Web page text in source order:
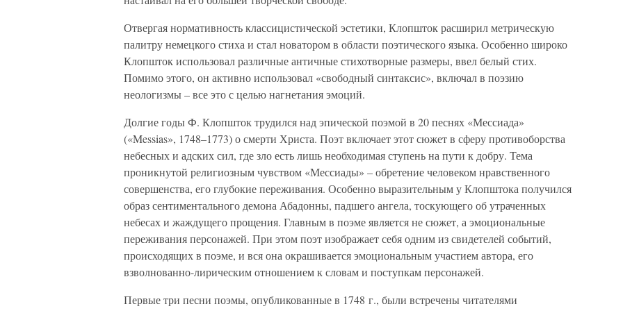
Отвергая нормативность классицистической эстетики, Клопшток расширил метрическую
палитру немецкого стиха и стал новатором в области поэтического языка. Особенно широко
Клопшток использовал различные античные стихотворные размеры, ввел белый стих.
Помимо этого, он активно использовал «свободный синтаксис», включал в поэзию
неологизмы – все это с целью нагнетания эмоций.
Долгие годы Ф. Клопшток трудился над эпической поэмой в 20 песнях «Мессиада»
(«Messias», 1748–1773) о смерти Христа. Поэт включает этот сюжет в сферу противоборства
небесных и адских сил, где зло есть лишь необходимая ступень на пути к добру. Тема
проникнутой религиозным чувством «Мессиады» – обретение человеком нравственного
совершенства, его глубокие переживания. Особенно выразительным у Клопштока получился
образ сентиментального демона Абадонны, падшего ангела, тоскующего об утраченных
небесах и жаждущего прощения. Главным в поэме является не сюжет, а эмоциональные
переживания персонажей. При этом поэт изображает себя одним из свидетелей событий,
происходящих в поэме, и вся она окрашивается эмоциональным участием автора, его
взволнованно-лирическим отношением к словам и поступкам персонажей.
Первые три песни поэмы, опубликованные в 1748 г., были встречены читателями